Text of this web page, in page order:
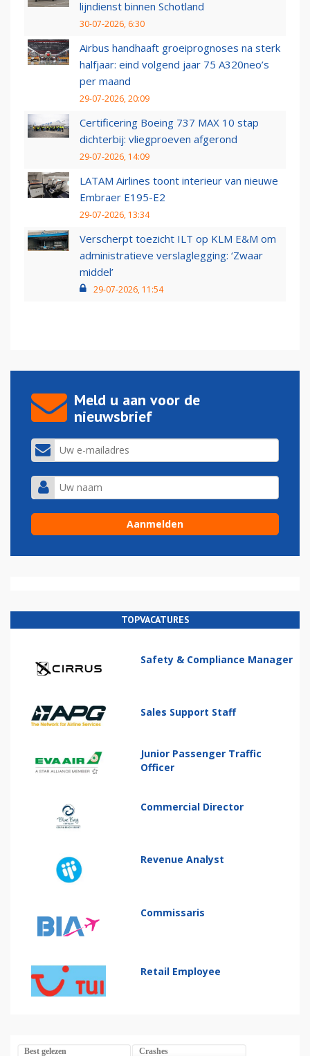
lijndienst binnen Schotland
30-07-2026, 6:30
Airbus handhaaft groeiprognoses na sterk
halfjaar: eind volgend jaar 75 A320neo’s
per maand
29-07-2026, 20:09
Certificering Boeing 737 MAX 10 stap
dichterbij: vliegproeven afgerond
29-07-2026, 14:09
LATAM Airlines toont interieur van nieuwe
Embraer E195-E2
29-07-2026, 13:34
Verscherpt toezicht ILT op KLM E&M om
administratieve verslaglegging: ‘Zwaar
middel’
29-07-2026, 11:54
Meld u aan voor de
nieuwsbrief
TOPVACATURES
Safety & Compliance Manager
Sales Support Staff
Junior Passenger Traffic
Officer
Commercial Director
Revenue Analyst
Commissaris
Retail Employee
Best gelezen Crashes